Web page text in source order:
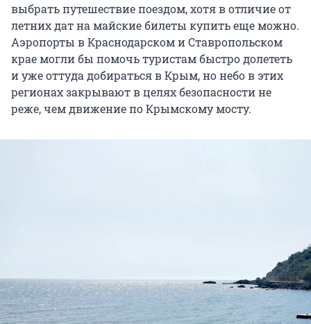
выбрать путешествие поездом, хотя в отличие от
летних дат на майские билеты купить еще можно.
Аэропорты в Краснодарском и Ставропольском
крае могли бы помочь туристам быстро долететь
и уже оттуда добираться в Крым, но небо в этих
регионах закрывают в целях безопасности не
реже, чем движение по Крымскому мосту.